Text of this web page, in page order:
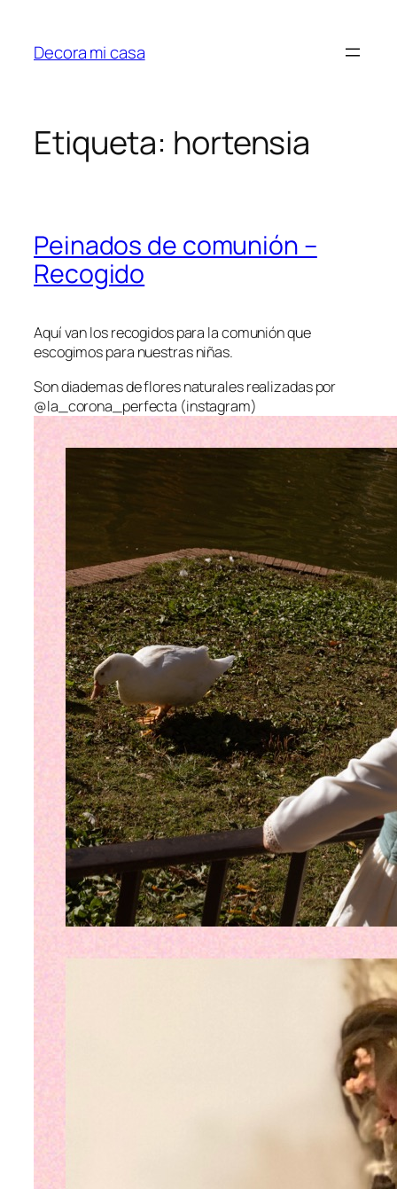
contenido
Decora mi casa
Etiqueta: hortensia
Peinados de comunión –
Recogido
Aquí van los recogidos para la comunión que
escogimos para nuestras niñas.
Son diademas de flores naturales realizadas por
@la_corona_perfecta (instagram)